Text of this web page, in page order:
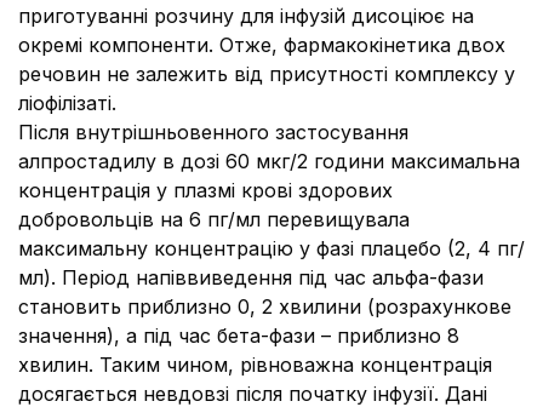
приготуванні розчину для інфузій дисоціює на
окремі компоненти. Отже, фармакокінетика двох
речовин не залежить від присутності комплексу у
ліофілізаті.
Після внутрішньовенного застосування
алпростадилу в дозі 60 мкг/2 години максимальна
концентрація у плазмі крові здорових
добровольців на 6 пг/мл перевищувала
максимальну концентрацію у фазі плацебо (2, 4 пг/
мл). Період напіввиведення під час альфа-фази
становить приблизно 0, 2 хвилини (розрахункове
значення), а під час бета-фази – приблизно 8
хвилин. Таким чином, рівноважна концентрація
досягається невдовзі після початку інфузії. Дані